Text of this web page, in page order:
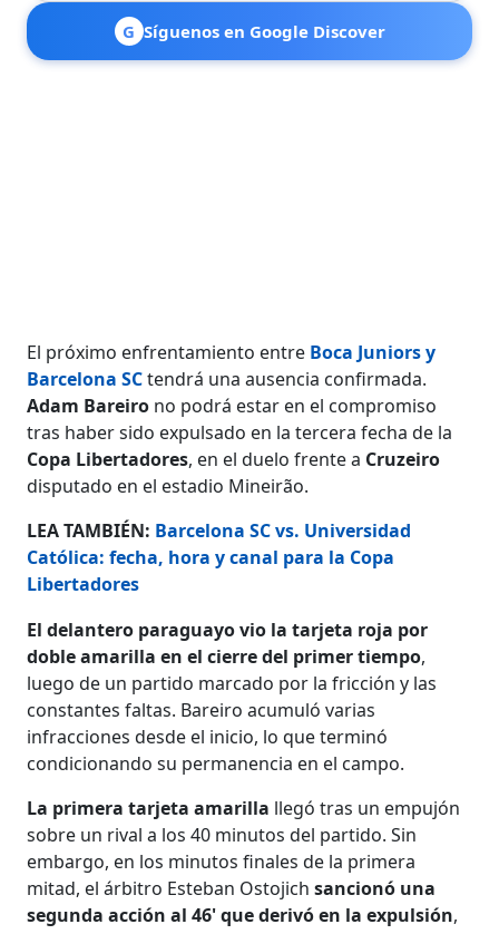
G Síguenos en Google Discover
El próximo enfrentamiento entre Boca Juniors y
Barcelona SCtendrá una ausencia confirmada.
Adam Bareiro no podrá estar en el compromiso
tras haber sido expulsado en la tercera fecha de la
Copa Libertadores, en el duelo frente a Cruzeiro
disputado en el estadio Mineirão.
LEA TAMBIÉN: Barcelona SC vs. Universidad
Católica: fecha, hora y canal para la Copa
Libertadores
El delantero paraguayo vio la tarjeta roja por
doble amarilla en el cierre del primer tiempo,
luego de un partido marcado por la fricción y las
constantes faltas. Bareiro acumuló varias
infracciones desde el inicio, lo que terminó
condicionando su permanencia en el campo.
La primera tarjeta amarilla llegó tras un empujón
sobre un rival a los 40 minutos del partido. Sin
embargo, en los minutos finales de la primera
mitad, el árbitro Esteban Ostojichsancionó una
segunda acción al 46' que derivó en la expulsión,